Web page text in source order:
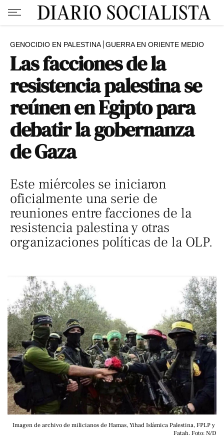
GENOCIDIO EN PALESTINA GUERRA EN ORIENTE MEDIO
Las facciones de la
resistencia palestina se
reúnen en Egipto para
debatir la gobernanza
de Gaza
Este miércoles se iniciaron
oficialmente una serie de
reuniones entre facciones de la
resistencia palestina y otras
organizaciones políticas de la OLP.
Imagen de archivo de milicianos de Hamas, Yihad Islámica Palestina, FPLP y
Fatah. Foto: N/D